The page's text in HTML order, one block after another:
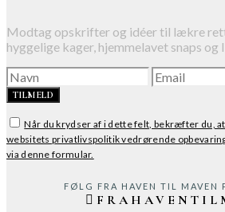
Modtag opskrifter og idéer til lækre
hyggelige kager, hjemmelavet snaps
TILMELD
Når du krydser af i dette felt, bekræfter du,
websitets privatlivspolitik vedrørende
via denne formular.
FØLG FRA HAVEN TIL MAVEN